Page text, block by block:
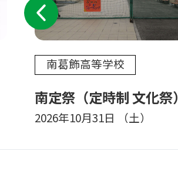
Previous
南葛飾高等学校
南定祭（定時制 文化祭）
2026年10月31日 （土）